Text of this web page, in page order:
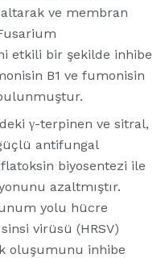
ve membran
etkili bir şekilde inhibe
B1 ve fumonisin
γ-terpinen ve sitral,
antifungal
biyosentezi ile
azaltmıştır.
yolu hücre
virüsü (HRSV)
oluşumunu inhibe